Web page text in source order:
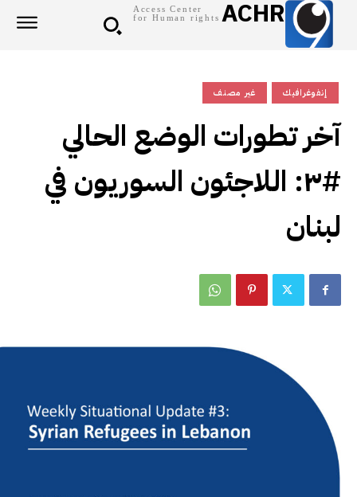
ACHR
Access Center
for Human rights
إنفوغرافيك غير مصنف
آخر تطورات الوضع الحالي
#٣: اللاجئون السوريون في
لبنان